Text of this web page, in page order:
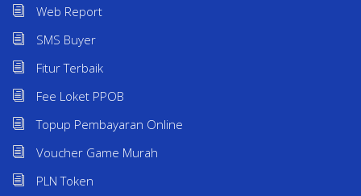
Web Report
SMS Buyer
Fitur Terbaik
Fee Loket PPOB
Topup Pembayaran Online
Voucher Game Murah
PLN Token